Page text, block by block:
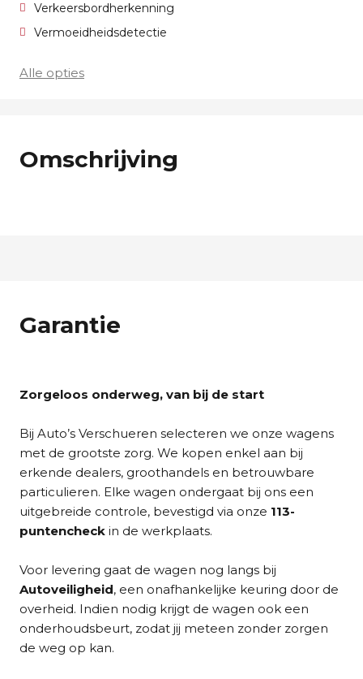
Verkeersbordherkenning
Vermoeidheidsdetectie
Alle opties
Omschrijving
Garantie
Zorgeloos onderweg, van bij de start
Bij Auto’s Verschueren selecteren we onze wagens
met de grootste zorg. We kopen enkel aan bij
erkende dealers, groothandels en betrouwbare
particulieren. Elke wagen ondergaat bij ons een
uitgebreide controle, bevestigd via onze 113-
puntencheck in de werkplaats.
Voor levering gaat de wagen nog langs bij
Autoveiligheid, een onafhankelijke keuring door de
overheid. Indien nodig krijgt de wagen ook een
onderhoudsbeurt, zodat jij meteen zonder zorgen
de weg op kan.